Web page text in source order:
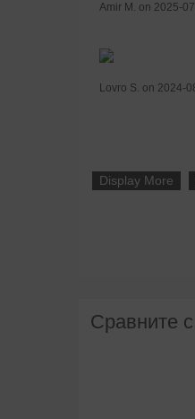
Amir M. on 2025-
Lovro S. on 2024-
Display More
Сравните